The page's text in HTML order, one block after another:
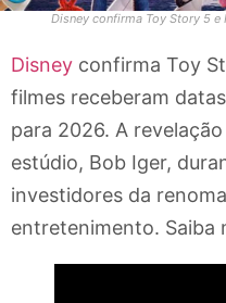
Disney confirma Toy Story 5
Disney confirma Toy
filmes receberam
para 2026. A
estúdio, Bob Iger,
investidores da
entretenimento. Saiba